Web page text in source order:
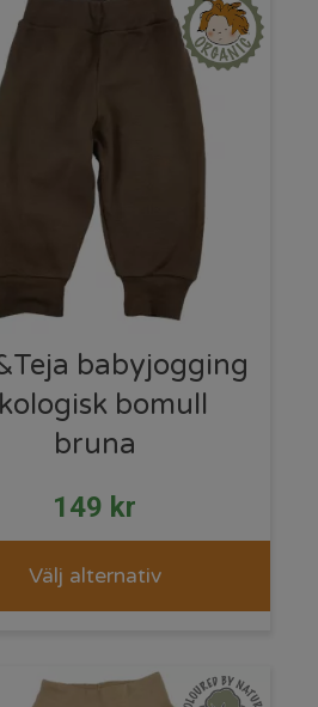
babyjogging
bomull
bruna
149 kr
Välj alternativ